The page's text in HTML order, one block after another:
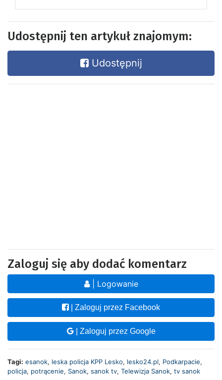
Udostępnij ten artykuł znajomym:
Udostępnij
Zaloguj się aby dodać komentarz
| Logowanie
| Zaloguj przez Facebook
| Zaloguj przez Google
Tagi: esanok, leska policja KPP Lesko, lesko24.pl, Podkarpacie,
policja, potrącenie, Sanok, sanok tv, Telewizja Sanok, tv sanok